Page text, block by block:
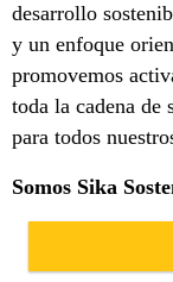
desarrollo
y un enfoque
promovemos
toda la cadena de
para todos
Somos Sika